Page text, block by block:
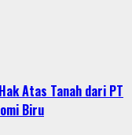
Atas Tanah dari PT
Biru